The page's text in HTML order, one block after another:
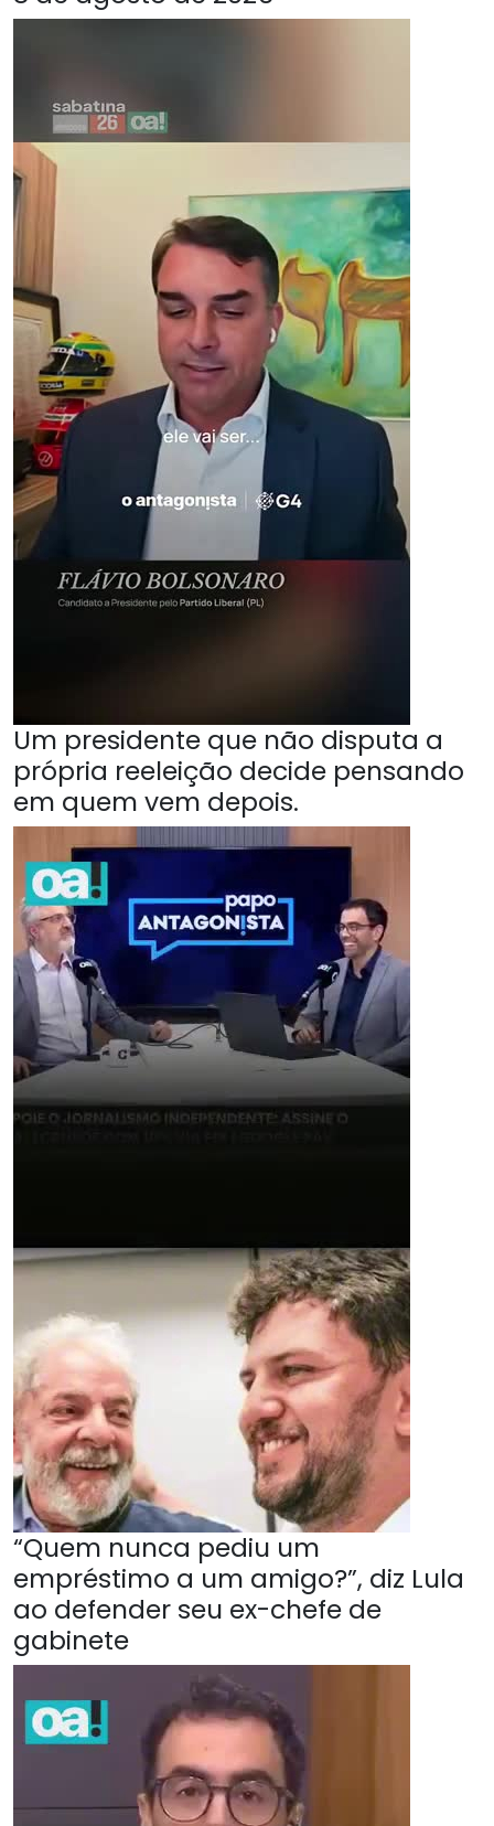
Um presidente que não disputa a
própria reeleição decide pensando
em quem vem depois.
“Quem nunca pediu um
empréstimo a um amigo?”, diz Lula
ao defender seu ex-chefe de
gabinete